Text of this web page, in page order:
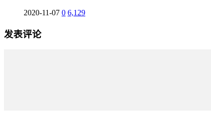
2020-11-07 0 6,129
发表评论